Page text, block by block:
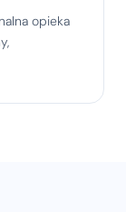
opieka